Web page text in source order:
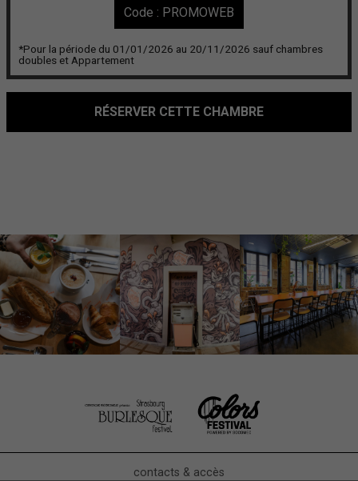
Code : PROMOWEB
*Pour la période du 01/01/2026 au 20/11/2026 sauf chambres
doubles et Appartement
RÉSERVER CETTE CHAMBRE
contacts & accès